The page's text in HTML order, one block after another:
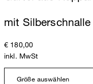
mit
€ 180,00
inkl. MwSt
Größe auswählen